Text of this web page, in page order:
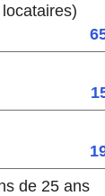
de 25 ans